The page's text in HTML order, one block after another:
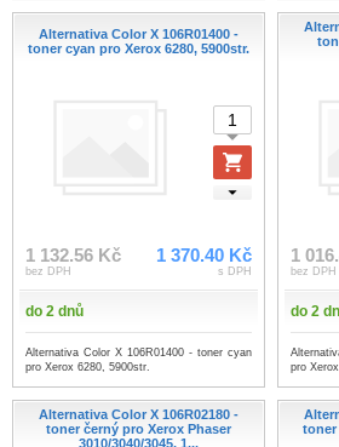
Alternativa Color X 106R01400 -
toner cyan pro Xerox 6280, 5900str.
1 132.56 Kč
bez DPH
1 370.40 Kč
s DPH
do 2 dnů
Alternativa Color X 106R01400 - toner cyan
pro Xerox 6280, 5900str.
1
bez DPH
do 2
pro
Alternativa Color X 106R02180 -
toner černý pro Xerox Phaser
3010/3040/3045, 1...
toner